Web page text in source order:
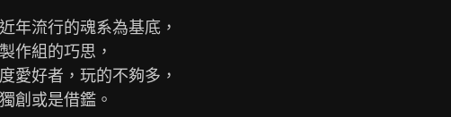
年流行的魂系為基底，
作組的巧思，
愛好者，玩的不夠多，
創或是借鑑。